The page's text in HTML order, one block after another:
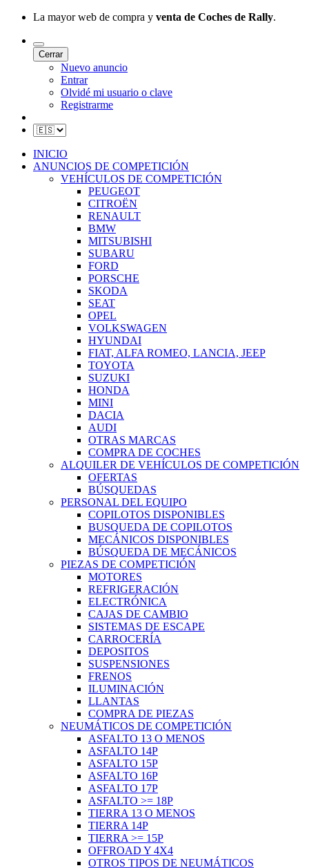
La mayor web de compra y venta de Coches de Rally.
Cerrar
Nuevo anuncio
Entrar
Olvidé mi usuario o clave
Registrarme
INICIO
ANUNCIOS DE COMPETICIÓN
VEHÍCULOS DE COMPETICIÓN
PEUGEOT
CITROËN
RENAULT
BMW
MITSUBISHI
SUBARU
FORD
PORSCHE
SKODA
SEAT
OPEL
VOLKSWAGEN
HYUNDAI
FIAT, ALFA ROMEO, LANCIA, JEEP
TOYOTA
SUZUKI
HONDA
MINI
DACIA
AUDI
OTRAS MARCAS
COMPRA DE COCHES
ALQUILER DE VEHÍCULOS DE COMPETICIÓN
OFERTAS
BÚSQUEDAS
PERSONAL DEL EQUIPO
COPILOTOS DISPONIBLES
BUSQUEDA DE COPILOTOS
MECÁNICOS DISPONIBLES
BÚSQUEDA DE MECÁNICOS
PIEZAS DE COMPETICIÓN
MOTORES
REFRIGERACIÓN
ELECTRÓNICA
CAJAS DE CAMBIO
SISTEMAS DE ESCAPE
CARROCERÍA
DEPOSITOS
SUSPENSIONES
FRENOS
ILUMINACIÓN
LLANTAS
COMPRA DE PIEZAS
NEUMÁTICOS DE COMPETICIÓN
ASFALTO 13 O MENOS
ASFALTO 14P
ASFALTO 15P
ASFALTO 16P
ASFALTO 17P
ASFALTO >= 18P
TIERRA 13 O MENOS
TIERRA 14P
TIERRA >= 15P
OFFROAD Y 4X4
OTROS TIPOS DE NEUMÁTICOS